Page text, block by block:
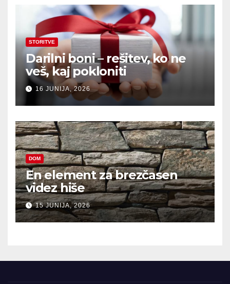
STORITVE
Darilni boni – rešitev, ko ne
veš, kaj pokloniti
16 JUNIJA, 2026
DOM
En element za brezčasen
videz hiše
15 JUNIJA, 2026